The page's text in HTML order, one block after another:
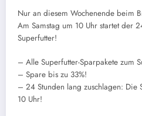
Nur an diesem Wochenende beim
Am Samstag um 10 Uhr startet der
Superfutter!
– Alle Superfutter-Sparpakete zum
– Spare bis zu 33%!
– 24 Stunden lang zuschlagen: Die
10 Uhr!